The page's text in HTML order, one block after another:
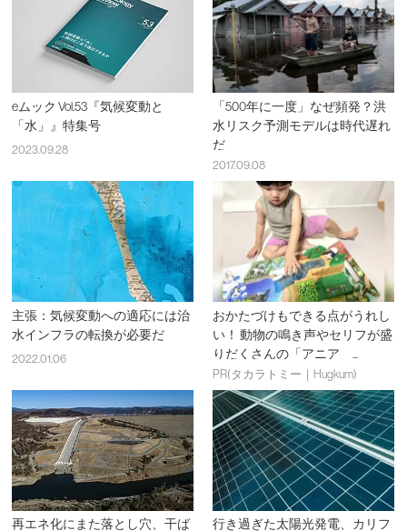
eムック Vol.53『気候変動と
「水」』特集号
2023.09.28
「500年に一度」なぜ頻発？洪
水リスク予測モデルは時代遅れ
だ
2017.09.08
主張：気候変動への適応には治
水インフラの転換が必要だ
2022.01.06
おかたづけもできる点がうれし
い！ 動物の鳴き声やセリフが盛
りだくさんの「アニア ...
PR(タカラトミー｜Hugkum)
再エネ化にまた落とし穴、干ば
行き過ぎた太陽光発電、カリフ